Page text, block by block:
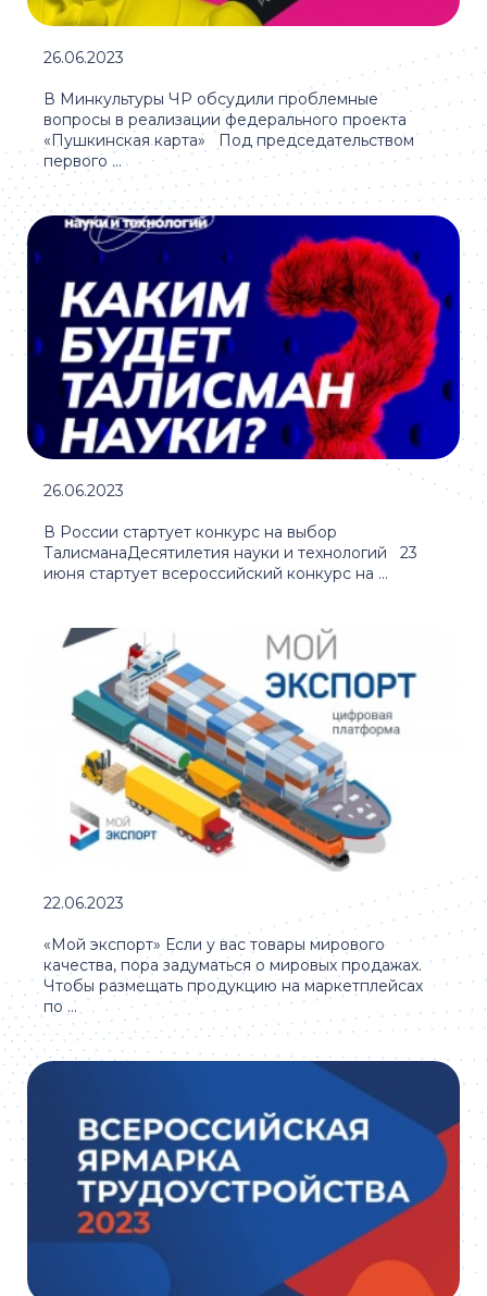
В Минкультуры ЧР обсудили проблемные
вопросы в реализации федерального проекта
«Пушкинская карта» Под председательством
первого ...
26.06.2023
В России стартует конкурс на выбор
ТалисманаДесятилетия науки и технологий 23
июня стартует всероссийский конкурс на ...
26.06.2023
«Мой экспорт» Если у вас товары мирового
качества, пора задуматься о мировых продажах.
Чтобы размещать продукцию на маркетплейсах
по ...
22.06.2023